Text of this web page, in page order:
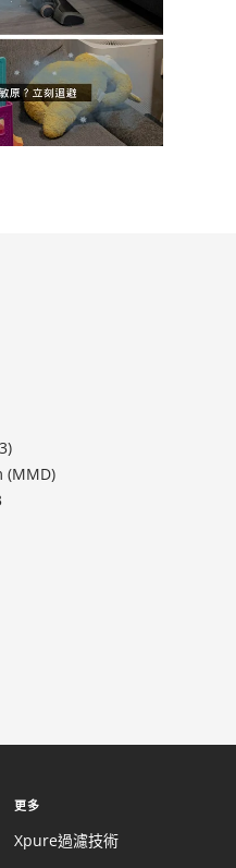
(MMD)
更多
Xpure過濾技術